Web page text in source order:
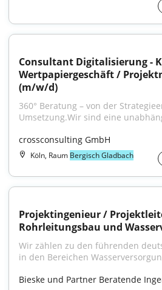
Consultant Digitalisierung -
Wertpapiergeschäft /
(m/w/d)
360° Beratung – von der
Umsetzung.Wir sind eine
crossconsulting GmbH
Köln, Raum Bergisch Gladbach
Projektingenieur /
Rohrleitungsbau und
Wir zählen zu den führenden
in den Bereichen
Bieske und Partner Beratende